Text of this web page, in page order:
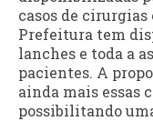
casos de
Prefeitura tem
lanches e toda a
pacientes. A
ainda mais essas
possibilitando